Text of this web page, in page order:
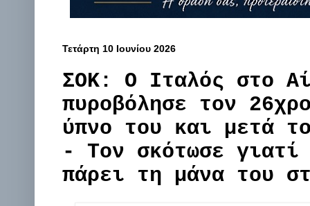
Τετάρτη 10 Ιουνίου 2026
ΣΟΚ: Ο Ιταλός στο
πυροβόλησε τον
ύπνο του και μετά
- Τον σκότωσε γιατί
πάρει τη μάνα του